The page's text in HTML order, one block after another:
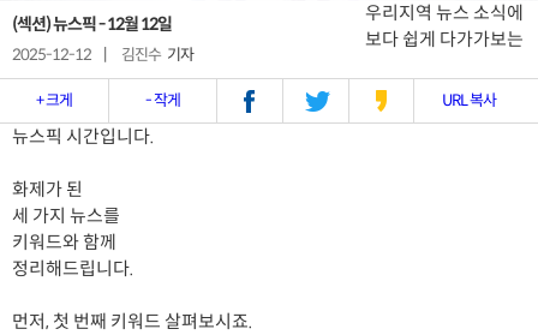
(섹션) 뉴스픽 - 12월 12일
2025-12-12 김진수 기자
+ 크게 - 작게 URL 복사
우리지역 뉴스 소식에
보다 쉽게 다가가보는
뉴스픽 시간입니다.
화제가 된
세 가지 뉴스를
키워드와 함께
정리해드립니다.
먼저, 첫 번째 키워드 살펴보시죠.